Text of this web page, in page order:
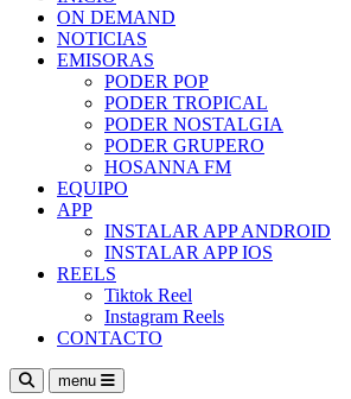
ON DEMAND
NOTICIAS
EMISORAS
PODER POP
PODER TROPICAL
PODER NOSTALGIA
PODER GRUPERO
HOSANNA FM
EQUIPO
APP
INSTALAR APP ANDROID
INSTALAR APP IOS
REELS
Tiktok Reel
Instagram Reels
CONTACTO
menu